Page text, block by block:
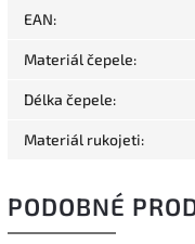
EAN:
Materiál čepele:
Délka čepele:
Materiál rukojeti:
PODOBNÉ